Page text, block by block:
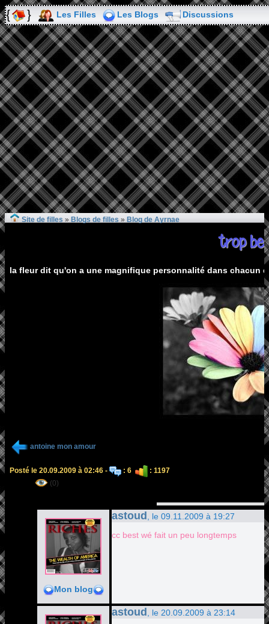
Les Filles Les Blogs Discussions
Site de filles » Blogs de filles » Blog de Ayrnae
trop
la fleur dit qu'on a une magnifique personnalité dans chacun
antoine mon amour
Posté le 20.09.2009 à 02:46 - : 6
: 1197
(0)
Mon blog
astoud
, le 09.11.2009 à 19:27
cc best wé fait un peu longtemps
astoud
, le 20.09.2009 à 23:14